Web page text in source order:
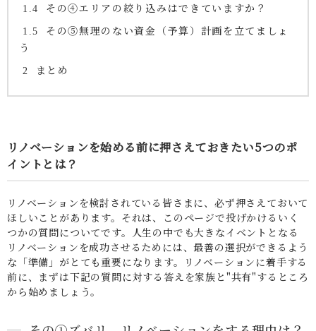
1.4 その④エリアの絞り込みはできていますか？
1.5
その⑤無理のない資金（予算）計画を立てましょ
う
2 まとめ
リノベーションを始める前に押さえておきたい5つのポ
イントとは？
リノベーションを検討されている皆さまに、必ず押さえておいて
ほしいことがあります。それは、このページで投げかけるいく
つかの質問についてです。人生の中でも大きなイベントとなる
リノベーションを成功させるためには、最善の選択ができるよう
な「準備」がとても重要になります。リノベーションに着手する
前に、まずは下記の質問に対する答えを家族と"共有"するところ
から始めましょう。